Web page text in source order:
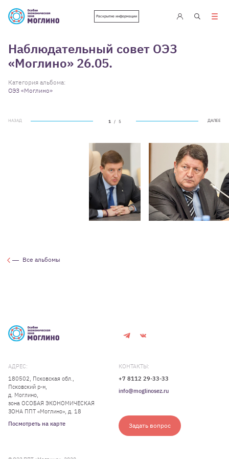
Раскрытие информации
Наблюдательный совет ОЭЗ
«Моглино» 26.05.
Категория альбома:
ОЭЗ «Моглино»
НАЗАД ДАЛЕЕ
1 / 5
Все альбомы
АДРЕС:
180502, Псковская обл.,
Псковский р-н,
д. Моглино,
зона ОСОБАЯ ЭКОНОМИЧЕСКАЯ
ЗОНА ППТ «Моглино», д. 18
Посмотреть на карте
КОНТАКТЫ:
+7 8112 29-33-33
info@moglinosez.ru
Задать вопрос